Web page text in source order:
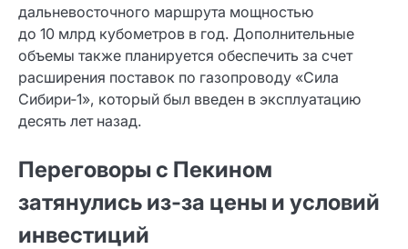
дальневосточного маршрута мощностью
до 10 млрд кубометров в год. Дополнительные
объемы также планируется обеспечить за счет
расширения поставок по газопроводу «Сила
Сибири‑1», который был введен в эксплуатацию
десять лет назад.
Переговоры с Пекином
затянулись из‑за цены и условий
инвестиций